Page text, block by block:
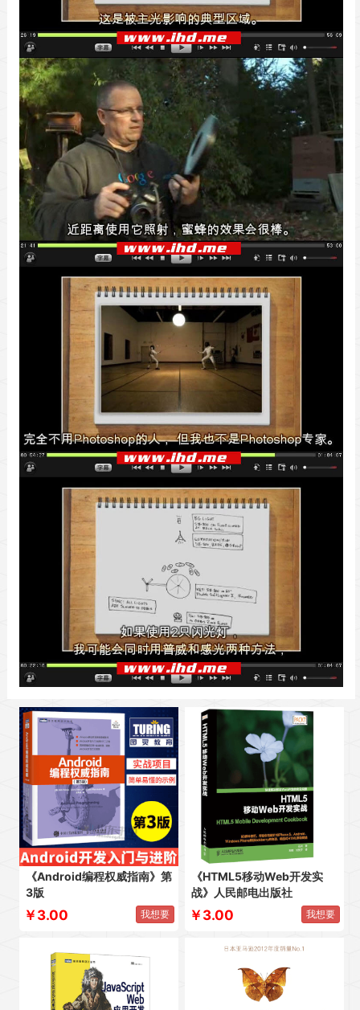
《Android编程权威指南》第
3版
￥3.00 我想要
《HTML5移动Web开发实
战》人民邮电出版社
￥3.00 我想要